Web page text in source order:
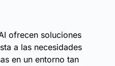
ofrecen soluciones
a las necesidades
en un entorno tan